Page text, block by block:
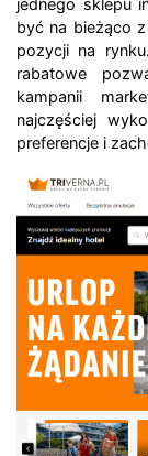
jednego sklepu
być na bieżąco
pozycji na
rabatowe
kampanii
najczęściej
preferencje i